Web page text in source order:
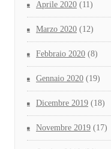
Aprile 2020 (11)
Marzo 2020 (12)
Febbraio 2020 (8)
Gennaio 2020 (19)
Dicembre 2019 (18)
Novembre 2019 (17)